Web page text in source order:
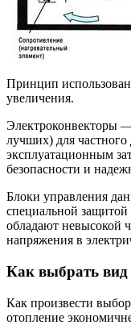
Принцип
увеличения.
Электроконвекторы
лучших) для
эксплуатационным
безопасности и
Блоки управления
специальной защитой
обладают невысокой
напряжения в
Как выбрать вид
Как произвести
отопление